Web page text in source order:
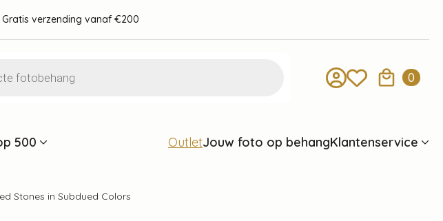
Gratis verzending vanaf €200
0
500 OutletJouw foto op behangKlantenservice
Stones in Subdued Colors